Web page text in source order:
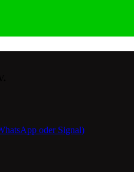
oder Signal)